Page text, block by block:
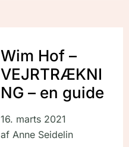
Wim Hof –
VEJRTRÆKNI
NG – en guide
16. marts 2021
afAnne Seidelin